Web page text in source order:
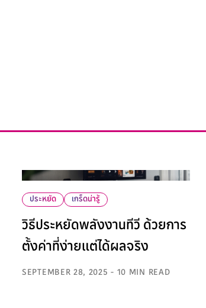
ประหยัด เกร็ดน่ารู้
วิธีประหยัดพลังงานทีวี ด้วยการ
ตั้งค่าที่ง่ายแต่ได้ผลจริง
SEPTEMBER 28, 2025 - 10 MIN READ